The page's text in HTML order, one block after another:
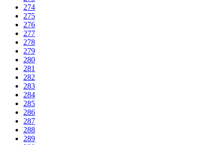
274
275
276
277
278
279
280
281
282
283
284
285
286
287
288
289